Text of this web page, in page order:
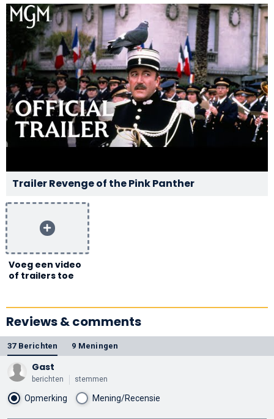
Trailer Revenge of the Pink Panther
Voeg een video
of trailers toe
Reviews & comments
37 Berichten 9 Meningen
Gast
berichten stemmen
Opmerking Mening/Recensie